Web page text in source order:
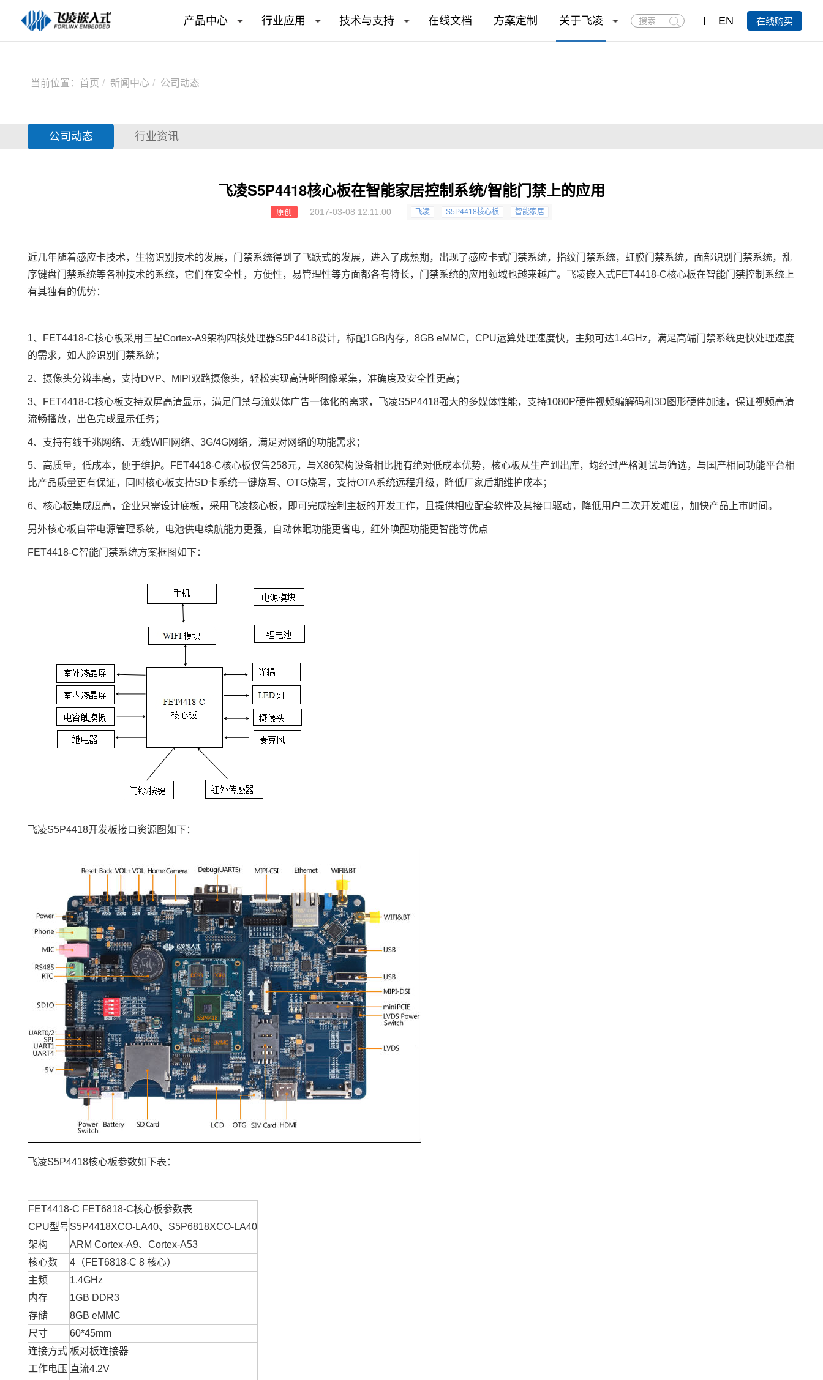
产品中心 行业应用 技术与支持 在线文档 方案定制 关于飞凌
搜
索
EN 在线购买
当前位置： 首页 新闻中心 公司动态
公司动态 行业资讯
飞凌S5P4418核心板在智能家居控制系统/智能门禁上的应用
原创 2017-03-08 12:11:00 飞凌 S5P4418核心板 智能家居
近几年随着感应卡技术，生物识别技术的发展，门禁系统得到了飞跃式的发展，进入了成熟期，出现了感应卡式门禁系统，指纹门禁系统，虹膜门禁系统，面部识别门禁系统，乱
序键盘门禁系统等各种技术的系统，它们在安全性，方便性，易管理性等方面都各有特长，门禁系统的应用领域也越来越广。飞凌嵌入式FET4418-C核心板在智能门禁控制系统上
有其独有的优势：
1、FET4418-C核心板采用三星Cortex-A9架构四核处理器S5P4418设计，标配1GB内存，8GB eMMC，CPU运算处理速度快，主频可达1.4GHz，满足高端门禁系统更快处理速度
的需求，如 人脸识别 门禁系统；
2、摄像头分辨率高，支持DVP、MIPI双路摄像头，轻松实现高清晰图像采集，准确度及安全性更高；
3、FET4418-C核心板支持双屏高清显示，满足门禁与流媒体广告一体化的需求，飞凌S5P4418强大的多媒体性能，支持1080P硬件视频编解码和3D图形硬件加速，保证视频高清
流畅播放，出色完成显示任务；
4、支持有线千兆网络、无线WIFI网络、3G/4G网络，满足对网络的功能需求；
5、高质量，低成本，便于维护。FET4418-C核心板仅售258元，与X86架构设备相比拥有绝对低成本优势，核心板从生产到出库，均经过严格测试与筛选，与国产相同功能平台相
比产品质量更有保证，同时核心板支持SD卡系统一键烧写、OTG烧写，支持OTA系统远程升级，降低厂家后期维护成本；
6、核心板集成度高，企业只需设计底板，采用飞凌核心板，即可完成控制主板的开发工作，且提供相应配套软件及其接口驱动，降低用户二次开发难度，加快产品上市时间。
另外核心板自带电源管理系统， 电池供电续航能力更强，自动休眠功能更省电，红外唤醒功能更智能等优点
FET4418-C智能门禁系统方案框图如下：
飞凌S5P4418开发板接口资源图如下：
飞凌S5P4418核心板参数如下表：
FET4418-C FET6818-C核心板参数表
CPU型号S5P4418XCO-LA40、S5P6818XCO-LA40
架构
ARM Cortex-A9、Cortex-A53
核心数
4（FET6818-C 8 核心）
主频
1.4GHz
内存
1GB DDR3
存储
8GB eMMC
尺寸
60*45mm
连接方式 板对板连接器
工作电压 直流4.2V